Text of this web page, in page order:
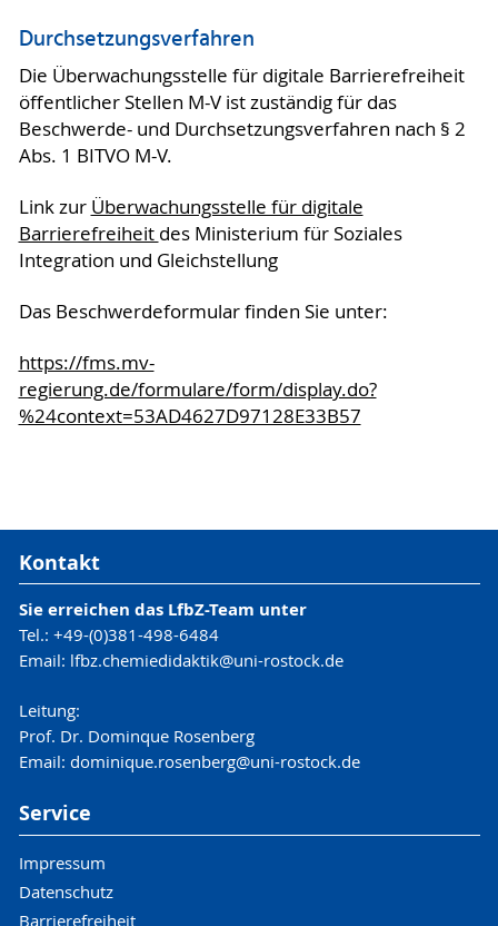
Durchsetzungsverfahren
Die Überwachungsstelle für digitale Barrierefreiheit
öffentlicher Stellen M-V ist zuständig für das
Beschwerde- und Durchsetzungsverfahren nach § 2
Abs. 1 BITVO M-V.
Link zur Überwachungsstelle für digitale
Barrierefreiheit des Ministerium für Soziales
Integration und Gleichstellung
Das Beschwerdeformular finden Sie unter:
https://fms.mv-
regierung.de/formulare/form/display.do?
%24context=53AD4627D97128E33B57
Kontakt
Sie erreichen das LfbZ-Team unter
Tel.: +49-(0)381-498-6484
Email: lfbz.chemiedidaktik@uni-rostock.de
Leitung:
Prof. Dr. Dominque Rosenberg
Email: dominique.rosenberg@uni-rostock.de
Service
Impressum
Datenschutz
Barrierefreiheit